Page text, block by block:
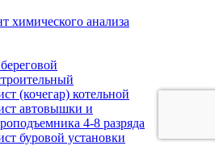
химического анализа
(кочегар) котельной
автовышки и
4-8 разряда
буровой установки